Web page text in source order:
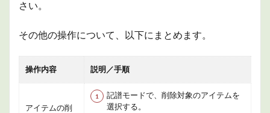
して
般的
さい。
その他の操作について、以下にまとめます。
操作内容 説明／手順
アイテムの削
記譜モードで、削除対象のアイテムを
選択する。